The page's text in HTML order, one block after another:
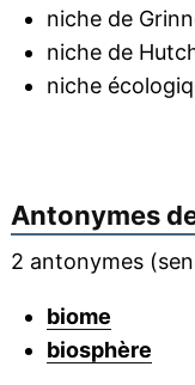
niche de
niche de
niche
Antonymes
2 antonymes
biome
biosphère